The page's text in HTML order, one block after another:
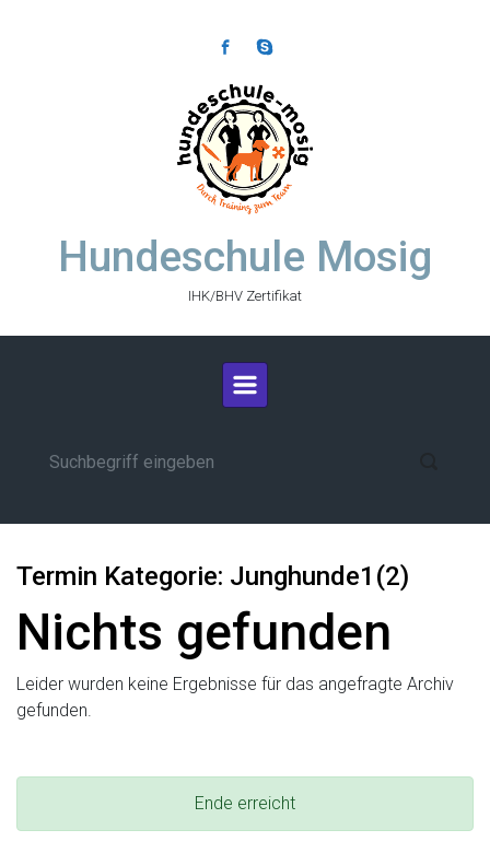
Hundeschule Mosig
IHK/BHV Zertifikat
Termin Kategorie: Junghunde1(2)
Nichts gefunden
Leider wurden keine Ergebnisse für das angefragte Archiv
gefunden.
Ende erreicht